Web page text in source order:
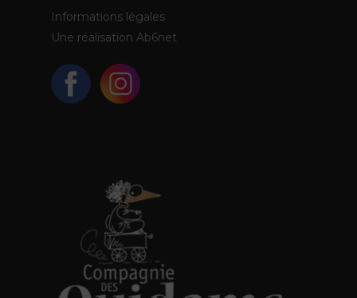
Informations légales
Une réalisation Ab6net